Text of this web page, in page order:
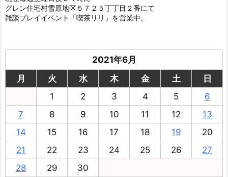
グレン住宅村雪原地区５７２５丁丁目２番にて
雑談プレイイベント「喫茶リリ」を営業中。
2021年6月
月
火 水 木 金 土
日
1
2 3 4 5
6
7
8 9 10 11 12
13
14
15 16 17 18 19
20
21
22 23 24 25 26
27
28
29 30